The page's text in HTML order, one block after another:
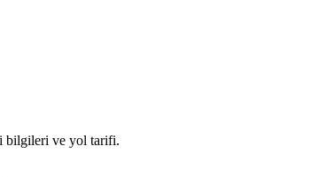
bilgileri ve yol tarifi.